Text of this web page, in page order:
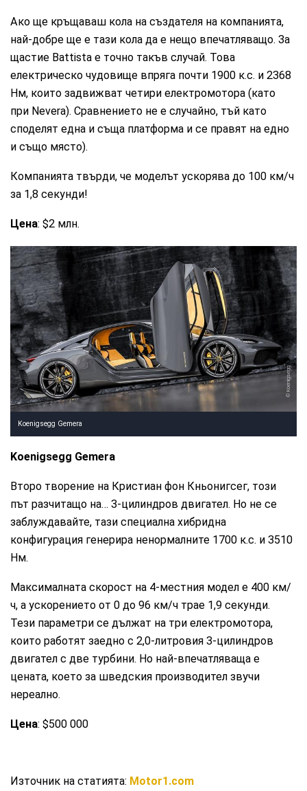
Ако ще кръщаваш кола на създателя на компанията,
най-добре ще е тази кола да е нещо впечатляващо. За
щастие Battista е точно такъв случай. Това
електрическо чудовище впряга почти 1900 к.с. и 2368
Нм, които задвижват четири електромотора (като
при Nevera). Сравнението не е случайно, тъй като
споделят една и съща платформа и се правят на едно
и също място).
Компанията твърди, че моделът ускорява до 100 км/ч
за 1,8 секунди!
Цена: $2 млн.
Koenigsegg
Koenigsegg Gemera
Koenigsegg Gemera
Второ творение на Кристиан фон Кньонигсег, този
път разчитащо на… 3-цилиндров двигател. Но не се
заблуждавайте, тази специална хибридна
конфигурация генерира ненормалните 1700 к.с. и 3510
Нм.
Максималната скорост на 4-местния модел е 400 км/
ч, а ускорението от 0 до 96 км/ч трае 1,9 секунди.
Тези параметри се дължат на три електромотора,
които работят заедно с 2,0-литровия 3-цилиндров
двигател с две турбини. Но най-впечатляваща е
цената, което за шведския производител звучи
нереално.
Цена: $500 000
Източник на статията: Motor1.com